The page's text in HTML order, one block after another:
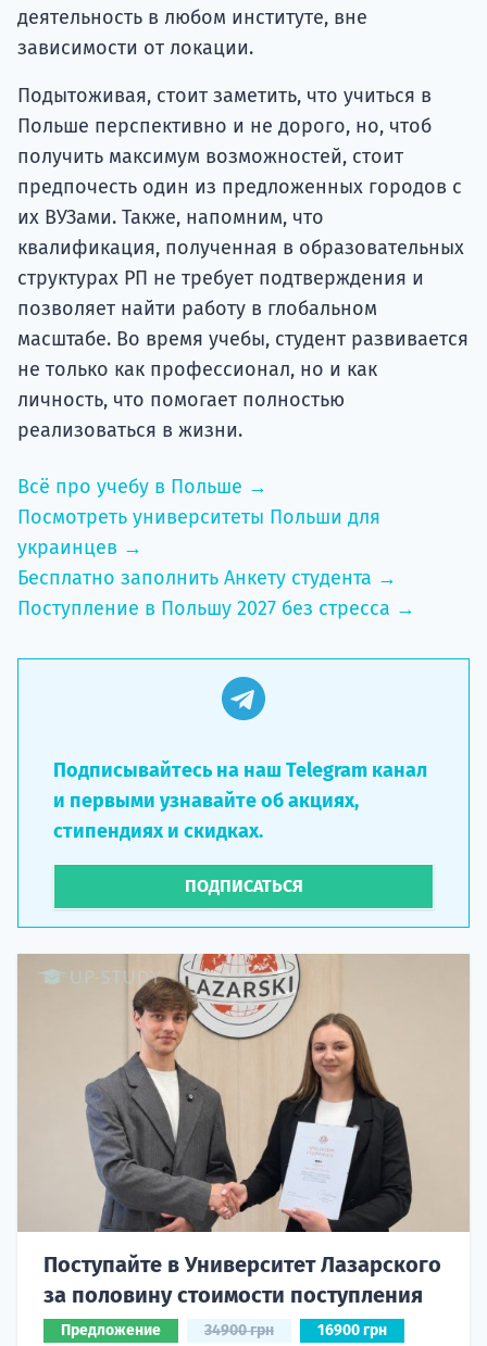
деятельность в любом институте, вне
зависимости от локации.
Подытоживая, стоит заметить, что учиться в
Польше перспективно и не дорого, но, чтоб
получить максимум возможностей, стоит
предпочесть один из предложенных городов с
их ВУЗами. Также, напомним, что
квалификация, полученная в образовательных
структурах РП не требует подтверждения и
позволяет найти работу в глобальном
масштабе. Во время учебы, студент развивается
не только как профессионал, но и как
личность, что помогает полностью
реализоваться в жизни.
Всё про учебу в Польше →
Посмотреть университеты Польши для
украинцев →
Бесплатно заполнить Анкету студента →
Поступление в Польшу 2027 без стресса →
Подписывайтесь на наш Telegram канал
и первыми узнавайте об акциях,
стипендиях и скидках.
ПОДПИСАТЬСЯ
Поступайте в Университет Лазарского
за половину стоимости поступления
Предложение 34900 грн 16900 грн